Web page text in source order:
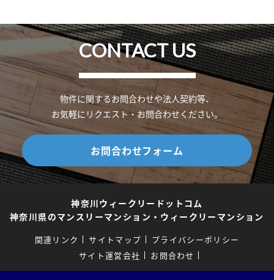
CONTACT US
物件に関するお問合わせや法人契約等、
お気軽にリクエスト・お問合わせください。
お問合わせフォーム
神奈川ウィークリードットコム
神奈川県のマンスリーマンション・ウィークリーマンション
関連リンク サイトマップ
プライバシーポリシー
サイト運営会社
お問合わせ